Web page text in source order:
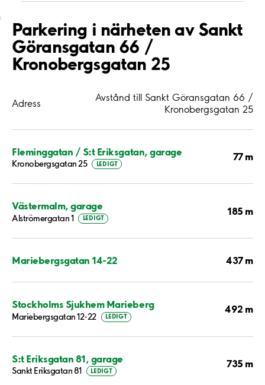
;
Parkering i närheten av Sankt
Göransgatan 66 /
Kronobergsgatan 25
Adress
Avstånd till Sankt Göransgatan 66 /
Kronobergsgatan 25
Fleminggatan / S:t Eriksgatan, garage
Kronobergsgatan 25 LEDIGT
77 m
Västermalm, garage
Alströmergatan 1 LEDIGT
185 m
Mariebergsgatan 14-22 437 m
Stockholms Sjukhem Marieberg
Mariebergsgatan 12-22 LEDIGT
492 m
S:t Eriksgatan 81, garage
Sankt Eriksgatan 81 LEDIGT
735 m